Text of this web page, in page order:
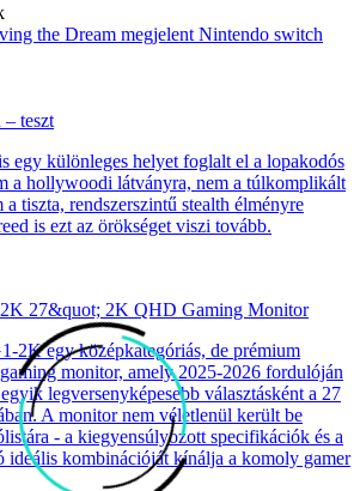
the Dream megjelent Nintendo switch
teszt
egy különleges helyet foglalt el a lopakodós
a hollywoodi látványra, nem a túlkomplikált
a tiszta, rendszerszintű stealth élményre
is ezt az örökséget viszi tovább.
27&quot; 2K QHD Gaming Monitor
2K egy középkategóriás, de prémium
monitor, amely 2025-2026 fordulóján
legversenyképesebb választásként a 27
A monitor nem véletlenül került be
- a kiegyensúlyozott specifikációk és a
ideális kombinációját kínálja a komoly gamer